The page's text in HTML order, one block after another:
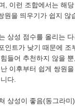
, 이런 조합에서는 해
원을 띄우기가 쉽지 않
상성 점수를 올리는
인트가 낮기 때문에 조
들어 추천하지 않을
이후부터 쉽게 쌍원
다.
상성이 좋음(동그라미